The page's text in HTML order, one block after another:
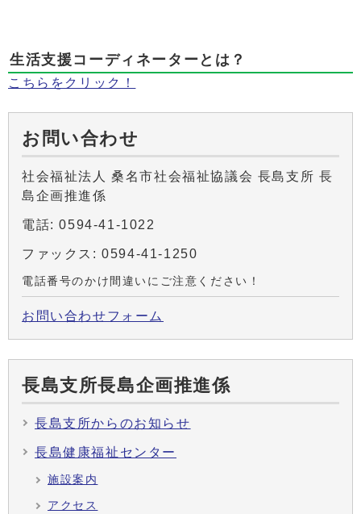
生活支援コーディネーターとは？
こちらをクリック！
お問い合わせ
社会福祉法人 桑名市社会福祉協議会 長島支所 長
島企画推進係
電話: 0594-41-1022
ファックス: 0594-41-1250
電話番号のかけ間違いにご注意ください！
お問い合わせフォーム
長島支所長島企画推進係
長島支所からのお知らせ
長島健康福祉センター
施設案内
アクセス